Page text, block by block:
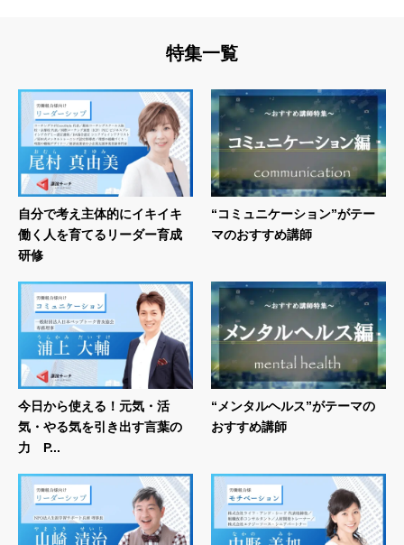
特集一覧
自分で考え主体的にイキイキ
働く人を育てるリーダー育成
研修
“コミュニケーション”がテー
マのおすすめ講師
今日から使える！元気・活
気・やる気を引き出す言葉の
力 P...
“メンタルヘルス”がテーマの
おすすめ講師